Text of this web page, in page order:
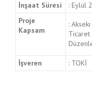
İnşaat Süresi
: Eylül
Proje
Kapsam
:
Ticaret
İşveren : TOKİ